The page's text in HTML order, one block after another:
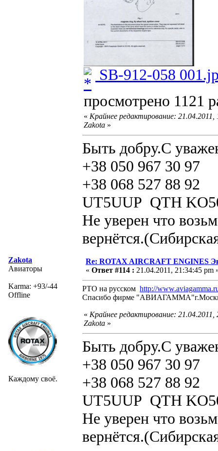
SB-912-058
просмотрено 1121
« Крайнее редактирование:
Zakota »
Быть добру.С
+38 050 967 30 97
+38 068 527 88 92
UT5UUP QTH
Не уверен что
Zakota
Авиаторы
Karma: +93/-44
Offline
Каждому своё.
Re: ROTAX AIRCRAFT ENGINES
« Ответ #114 : 21.04.2011, 21:34:45 pm
РТО на русском http://
Спасибо фирме
« Крайнее редактирование:
Zakota »
Быть добру.С
+38 050 967 30 97
+38 068 527 88 92
UT5UUP QTH
Не уверен что